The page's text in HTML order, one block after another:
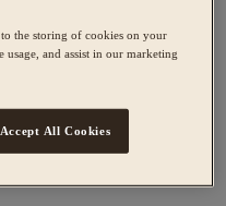
the storing of cookies on your
usage, and assist in our marketing
Accept All Cookies